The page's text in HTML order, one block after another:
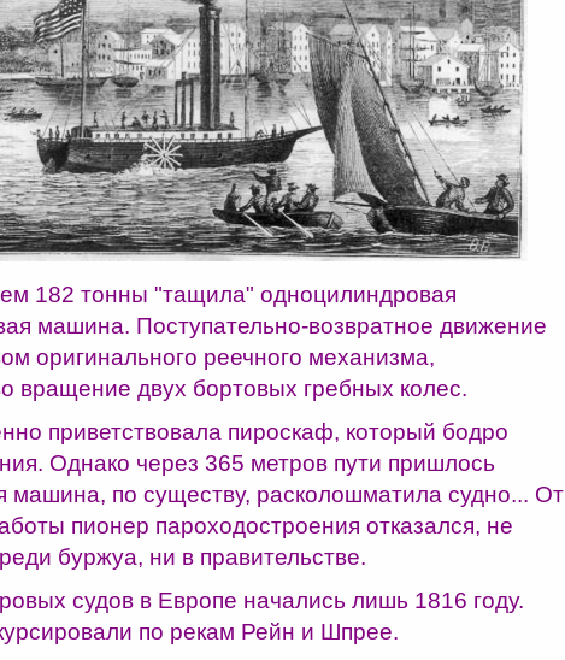
182 тонны "тащила" одноцилиндровая
машина. Поступательно-возвратное движение
оригинального реечного механизма,
вращение двух бортовых гребных колес.
приветствовала пироскаф, который бодро
Однако через 365 метров пути пришлось
машина, по существу, расколошматила судно... От
пионер пароходостроения отказался, не
буржуа, ни в правительстве.
судов в Европе начались лишь 1816 году.
по рекам Рейн и Шпрее.